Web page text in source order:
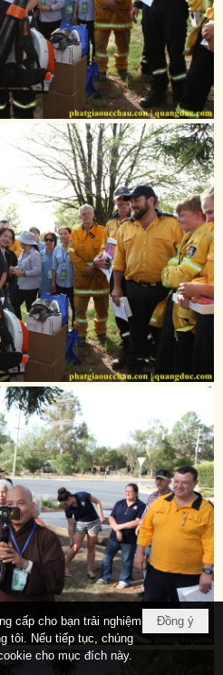
Đồng ý
cấp cho bạn trải nghiệm
tôi. Nếu tiếp tục, chúng
cho mục đích này.